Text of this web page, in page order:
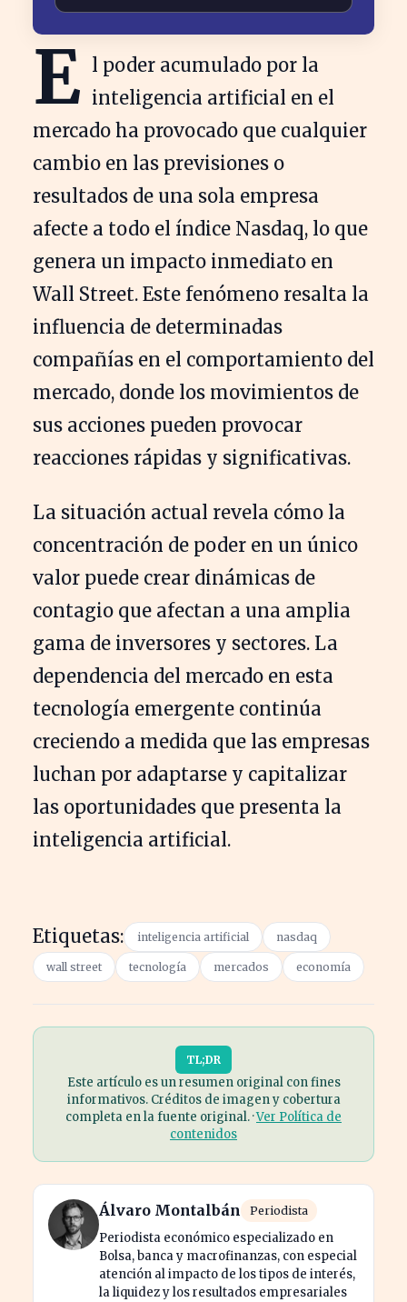
E l poder acumulado por la
inteligencia artificial en el
mercado ha provocado que cualquier
cambio en las previsiones o
resultados de una sola empresa
afecte a todo el índice Nasdaq, lo que
genera un impacto inmediato en
Wall Street. Este fenómeno resalta la
influencia de determinadas
compañías en el comportamiento del
mercado, donde los movimientos de
sus acciones pueden provocar
reacciones rápidas y significativas.
La situación actual revela cómo la
concentración de poder en un único
valor puede crear dinámicas de
contagio que afectan a una amplia
gama de inversores y sectores. La
dependencia del mercado en esta
tecnología emergente continúa
creciendo a medida que las empresas
luchan por adaptarse y capitalizar
las oportunidades que presenta la
inteligencia artificial.
Etiquetas: inteligencia artificial nasdaq
wall street tecnología mercados economía
TL;DR
Este artículo es un resumen original con fines
informativos. Créditos de imagen y cobertura
completa en la fuente original. ·Ver Política de
contenidos
Álvaro Montalbán Periodista
Periodista económico especializado en
Bolsa, banca y macrofinanzas, con especial
atención al impacto de los tipos de interés,
la liquidez y los resultados empresariales